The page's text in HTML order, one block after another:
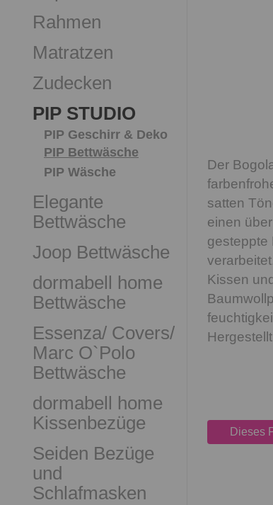
Rahmen
Matratzen
Zudecken
PIP STUDIO
PIP Geschirr & Deko
PIP Bettwäsche
PIP Wäsche
Elegante
Bettwäsche
Joop Bettwäsche
dormabell home
Bettwäsche
Essenza/ Covers/
Marc O`Polo
Bettwäsche
dormabell home
Kissenbezüge
Seiden Bezüge
und
Schlafmasken
Der
satten
einen
gesteppte
Kissen
Dieses